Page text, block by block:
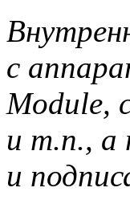
с
Module,
и т.п., а
и